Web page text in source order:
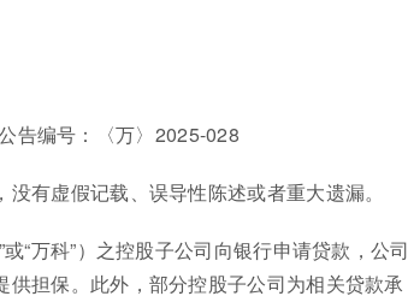
告编号：〈万〉2025-028
有虚假记载、误导性陈述或者重大遗漏。
“万科”）之控股子公司向银行申请贷款，公司
担保。此外，部分控股子公司为相关贷款承